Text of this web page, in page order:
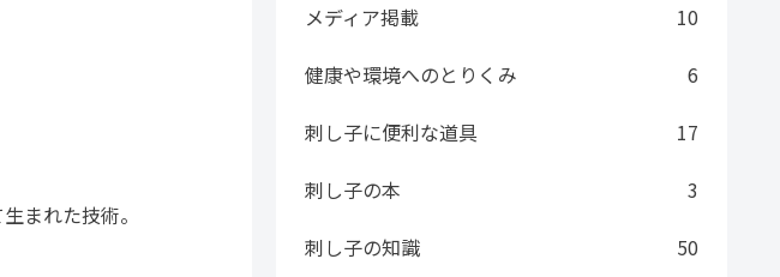
まれた技術。
メディア掲載
10
健康や環境へのとりくみ
6
刺し子に便利な道具
17
刺し子の本
3
刺し子の知識
50